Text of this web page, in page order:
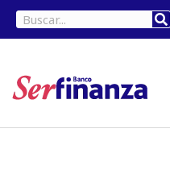
al
Buscar